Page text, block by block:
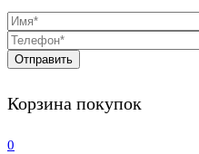
Корзина покупок
0